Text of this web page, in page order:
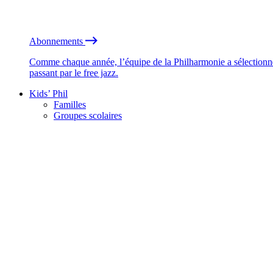
Abonnements
Comme chaque année, l’équipe de la Philharmonie a
passant par le free jazz.
Kids’ Phil
Familles
Groupes scolaires